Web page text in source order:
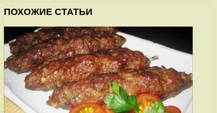
ПОХОЖИЕ СТАТЬИ